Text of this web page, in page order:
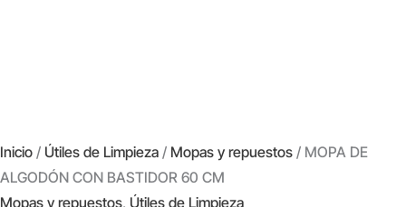
Inicio / Útiles de Limpieza / Mopas y repuestos / MOPA DE
ALGODÓN CON BASTIDOR 60 CM
Mopas y repuestos, Útiles de Limpieza